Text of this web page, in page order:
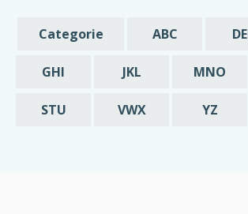
de opzegging zou ik in dat geval
melding willen van deze vroegst
datum is waarop mijn abonnement
wordt.
Met vriendelijke groet,
Categorie ABC
GHI JKL MNO
STU VWX YZ